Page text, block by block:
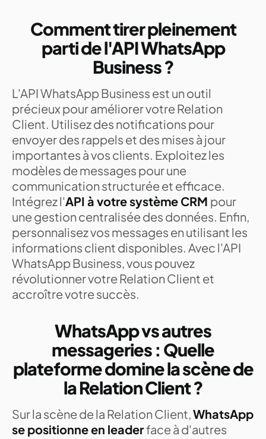
Comment tirer pleinement
parti de l'API WhatsApp
Business ?
L'API WhatsApp Business est un outil
précieux pour améliorer votre Relation
Client. Utilisez des notifications pour
envoyer des rappels et des mises à jour
importantes à vos clients. Exploitez les
modèles de messages pour une
communication structurée et efficace.
Intégrez l'API à votre système CRM pour
une gestion centralisée des données. Enfin,
personnalisez vos messages en utilisant les
informations client disponibles. Avec l'API
WhatsApp Business, vous pouvez
révolutionner votre Relation Client et
accroître votre succès.
WhatsApp vs autres
messageries : Quelle
plateforme domine la scène de
la Relation Client ?
Sur la scène de la Relation Client,WhatsApp
se positionne en leaderface à d'autres